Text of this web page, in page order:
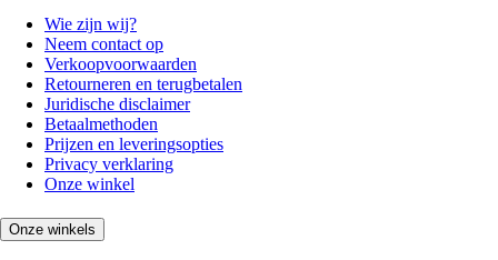
Wie zijn wij?
Neem contact op
Verkoopvoorwaarden
Retourneren en terugbetalen
Juridische disclaimer
Betaalmethoden
Prijzen en leveringsopties
Privacy verklaring
Onze winkel
Onze winkels